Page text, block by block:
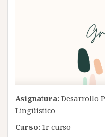
Asignatura: Desarrollo
Lingüístico
Curso: 1r curso